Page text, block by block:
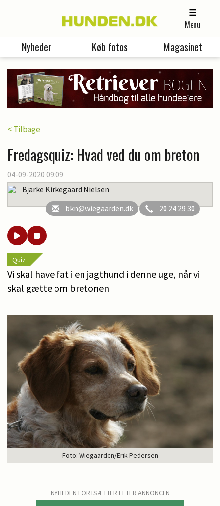
Menu
Nyheder Køb fotos Magasinet
< Tilbage
Fredagsquiz: Hvad ved du om breton
04-09-2020 09:09
Bjarke Kirkegaard Nielsen
bkn@wiegaarden.dk
20 24 29 30
Quiz
Vi skal have fat i en jagthund i denne uge, når vi
skal gætte om bretonen
Foto: Wiegaarden/Erik Pedersen
NYHEDEN FORTSÆTTER EFTER ANNONCEN